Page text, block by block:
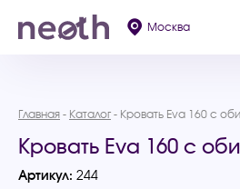
Москва
Главная Каталог Кровать Eva 160 с
Кровать Eva 160 с
Артикул: 244